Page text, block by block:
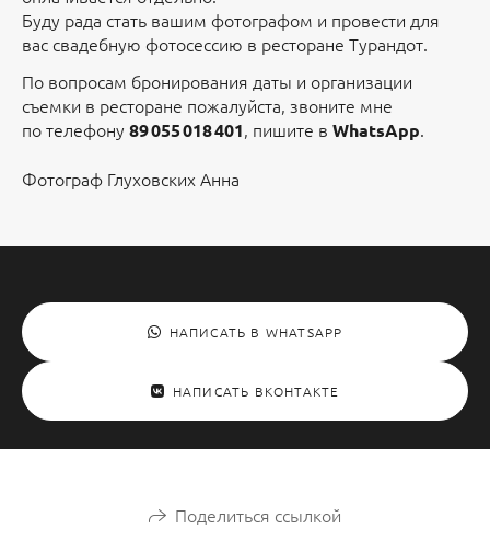
Буду рада стать вашим фотографом и провести для
вас свадебную фотосессию в ресторане Турандот.
По вопросам бронирования даты и организации
съемки в ресторане пожалуйста, звоните мне
по телефону 89 055 018 401, пишите в WhatsApp.
Фотограф Глуховских Анна
НАПИСАТЬ В WHATSAPP
НАПИСАТЬ ВКОНТАКТЕ
Поделиться ссылкой